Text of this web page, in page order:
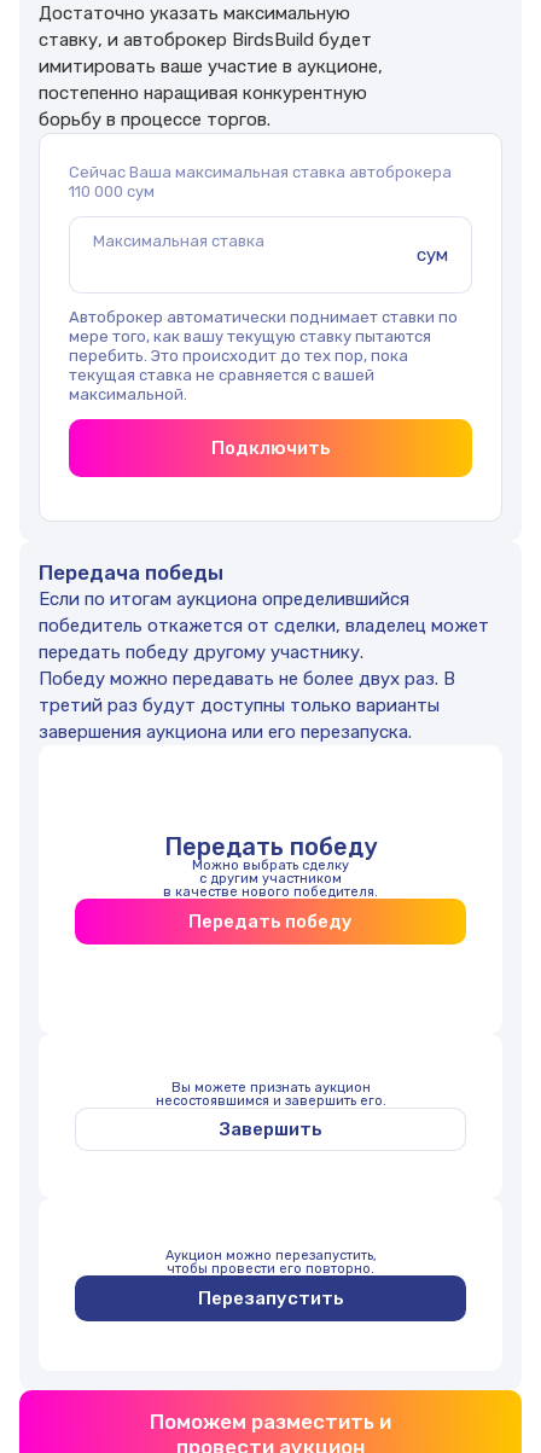
Достаточно указать максимальную
ставку, и автоброкер BirdsBuild будет
имитировать ваше участие в аукционе,
постепенно наращивая конкурентную
борьбу в процессе торгов.
Сейчас Ваша максимальная ставка автоброкера
110 000 сум
Максимальная ставка
сум
Автоброкер автоматически поднимает ставки по
мере того, как вашу текущую ставку пытаются
перебить. Это происходит до тех пор, пока
текущая ставка не сравняется с вашей
максимальной.
Подключить
Передача победы
Если по итогам аукциона определившийся
победитель откажется от сделки, владелец может
передать победу другому участнику.
Победу можно передавать не более двух раз. В
третий раз будут доступны только варианты
завершения аукциона или его перезапуска.
Передать победу
Можно выбрать сделку
с другим участником
в качестве нового победителя.
Передать победу
Вы можете признать аукцион
несостоявшимся и завершить его.
Завершить
Аукцион можно перезапустить,
чтобы провести его повторно.
Перезапустить
Поможем разместить и
провести аукцион